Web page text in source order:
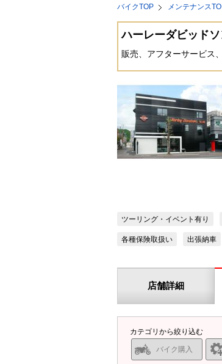
バイクTOP
メンテナンス
ハーレーダビッド
販売、アフターサービス
ツーリング・イベント有り
各種保険取扱い 出張納車
店舗詳細
カテゴリから絞り込む
バイク購入